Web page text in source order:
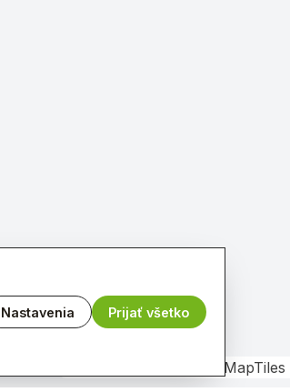
© OpenMapTiles
Nastavenia Prijať všetko